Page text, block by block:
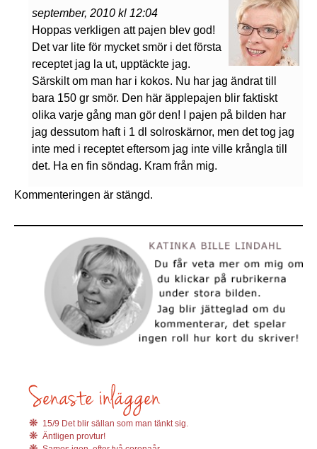
september, 2010 kl 12:04
Hoppas verkligen att pajen blev god!
Det var lite för mycket smör i det första
receptet jag la ut, upptäckte jag.
Särskilt om man har i kokos. Nu har jag ändrat till
bara 150 gr smör. Den här äpplepajen blir faktiskt
olika varje gång man gör den! I pajen på bilden har
jag dessutom haft i 1 dl solroskärnor, men det tog jag
inte med i receptet eftersom jag inte ville krångla till
det. Ha en fin söndag. Kram från mig.
Kommenteringen är stängd.
15/9 Det blir sällan som man tänkt sig.
Äntligen provtur!